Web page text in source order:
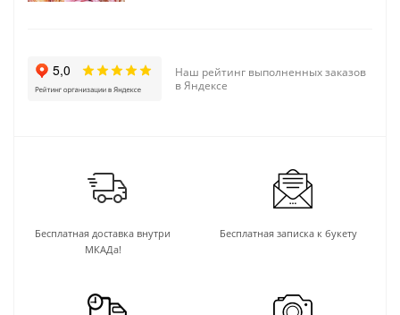
Наш рейтинг выполненных заказов
в Яндексе
Бесплатная доставка внутри
МКАДа!
Бесплатная записка к букету